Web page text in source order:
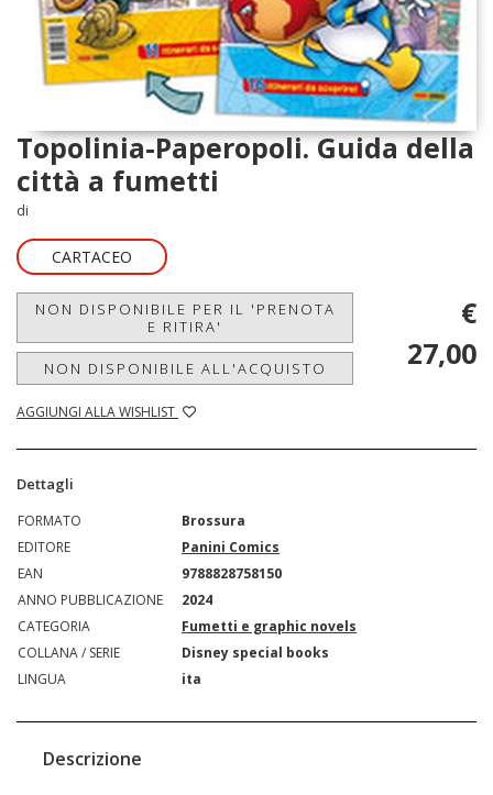
Topolinia-Paperopoli. Guida della
città a fumetti
di
CARTACEO
NON DISPONIBILE PER IL 'PRENOTA
E RITIRA'
NON DISPONIBILE ALL'ACQUISTO
AGGIUNGI ALLA WISHLIST
€
27,00
Dettagli
FORMATO
Brossura
EDITORE
Panini Comics
EAN
9788828758150
ANNO PUBBLICAZIONE
2024
CATEGORIA
Fumetti e graphic novels
COLLANA / SERIE
Disney special books
LINGUA
ita
Descrizione